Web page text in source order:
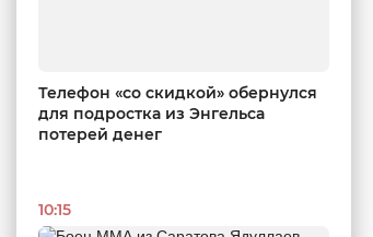
Телефон «со скидкой» обернулся
для подростка из Энгельса
потерей денег
10:15